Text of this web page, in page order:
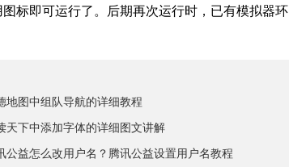
标即可运行了。 后期再次运行时，已有模拟器环
地图中组队导航的详细教程
天下中添加字体的详细图文讲解
公益怎么改用户名？腾讯公益设置用户名教程